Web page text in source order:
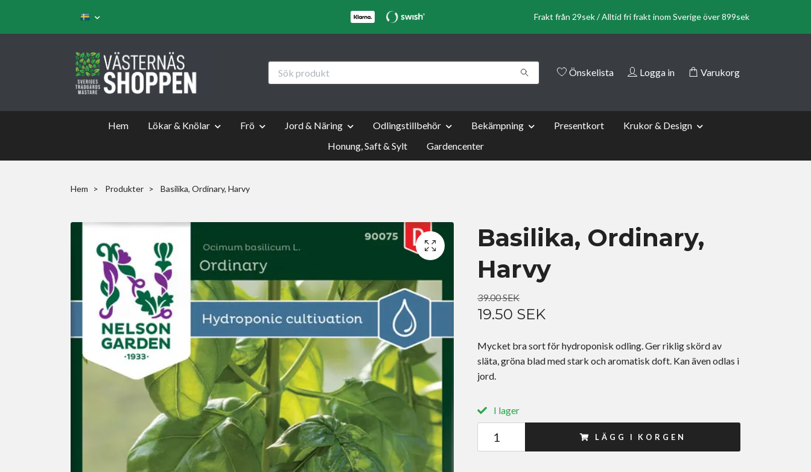
Frakt från 29sek / Alltid fri frakt inom Sverige över 899sek
Önskelista Logga in Varukorg
Hem Lökar & Knölar Frö Jord & Näring Odlingstillbehör Bekämpning Presentkort
Krukor & Design
Honung, Saft & Sylt
Gardencenter
Hem Produkter Basilika, Ordinary, Harvy
Basilika, Ordinary,
Harvy
39.00 SEK
19.50 SEK
Mycket bra sort för hydroponisk odling. Ger riklig skörd av
släta, gröna blad med stark och aromatisk doft. Kan även odlas i
jord.
I lager
LÄGG I KORGEN